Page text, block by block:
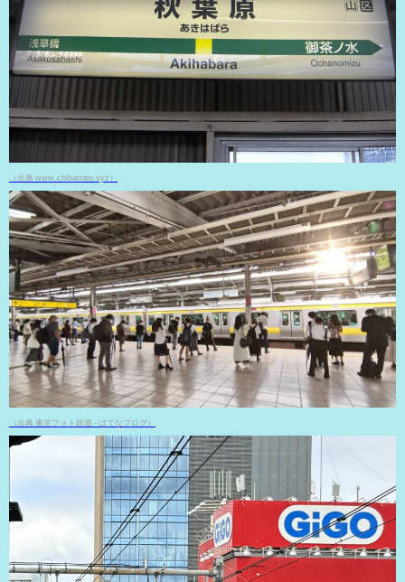
（出典 www.chibatrain.xyz）
（出典 東京フォト鉄道 - はてなブログ）